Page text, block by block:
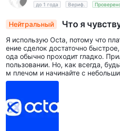
до 1 года Вериф.
Нейтральный Что я
Я использую Octa, потому что
ение сделок достаточно
ода обычно проходит гладко.
пользовании. Но, как всегда,
м плечом и начинайте с
чивать их.